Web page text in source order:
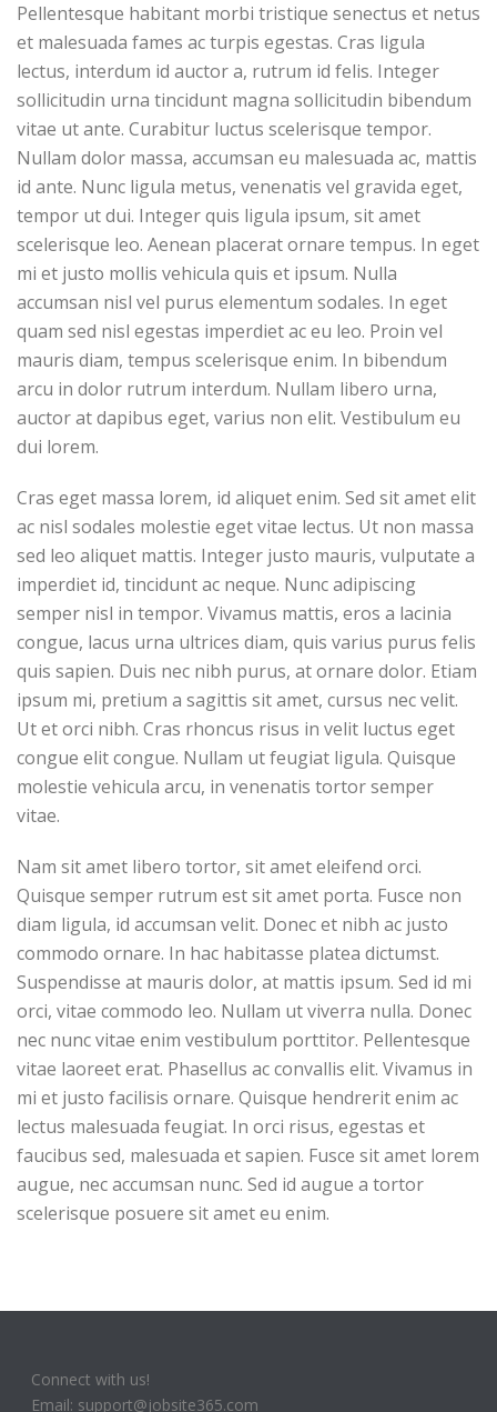
Pellentesque habitant morbi tristique senectus et netus
et malesuada fames ac turpis egestas. Cras ligula
lectus, interdum id auctor a, rutrum id felis. Integer
sollicitudin urna tincidunt magna sollicitudin bibendum
vitae ut ante. Curabitur luctus scelerisque tempor.
Nullam dolor massa, accumsan eu malesuada ac, mattis
id ante. Nunc ligula metus, venenatis vel gravida eget,
tempor ut dui. Integer quis ligula ipsum, sit amet
scelerisque leo. Aenean placerat ornare tempus. In eget
mi et justo mollis vehicula quis et ipsum. Nulla
accumsan nisl vel purus elementum sodales. In eget
quam sed nisl egestas imperdiet ac eu leo. Proin vel
mauris diam, tempus scelerisque enim. In bibendum
arcu in dolor rutrum interdum. Nullam libero urna,
auctor at dapibus eget, varius non elit. Vestibulum eu
dui lorem.
Cras eget massa lorem, id aliquet enim. Sed sit amet elit
ac nisl sodales molestie eget vitae lectus. Ut non massa
sed leo aliquet mattis. Integer justo mauris, vulputate a
imperdiet id, tincidunt ac neque. Nunc adipiscing
semper nisl in tempor. Vivamus mattis, eros a lacinia
congue, lacus urna ultrices diam, quis varius purus felis
quis sapien. Duis nec nibh purus, at ornare dolor. Etiam
ipsum mi, pretium a sagittis sit amet, cursus nec velit.
Ut et orci nibh. Cras rhoncus risus in velit luctus eget
congue elit congue. Nullam ut feugiat ligula. Quisque
molestie vehicula arcu, in venenatis tortor semper
vitae.
Nam sit amet libero tortor, sit amet eleifend orci.
Quisque semper rutrum est sit amet porta. Fusce non
diam ligula, id accumsan velit. Donec et nibh ac justo
commodo ornare. In hac habitasse platea dictumst.
Suspendisse at mauris dolor, at mattis ipsum. Sed id mi
orci, vitae commodo leo. Nullam ut viverra nulla. Donec
nec nunc vitae enim vestibulum porttitor. Pellentesque
vitae laoreet erat. Phasellus ac convallis elit. Vivamus in
mi et justo facilisis ornare. Quisque hendrerit enim ac
lectus malesuada feugiat. In orci risus, egestas et
faucibus sed, malesuada et sapien. Fusce sit amet lorem
augue, nec accumsan nunc. Sed id augue a tortor
scelerisque posuere sit amet eu enim.
Connect with us!
Email: support@jobsite365.com